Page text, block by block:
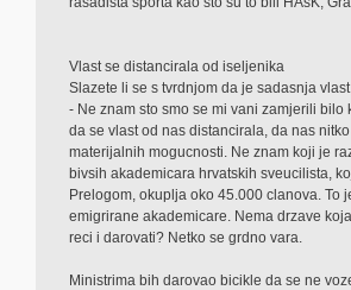
Vlast se distancirala od iseljenika
Slazete li se s tvrdnjom da je sadasnja
- Ne znam sto smo se mi vani zamjerili
da se vlast od nas distancirala, da nas
materijalnih mogucnosti. Ne znam koji je
bivsih akademicara hrvatskih sveucilista,
Prelogom, okuplja oko 45.000 clanova.
emigrirane akademicare. Nema drzave
reci i darovati? Netko se grdno vara.
Ministrima bih darovao bicikle da se ne